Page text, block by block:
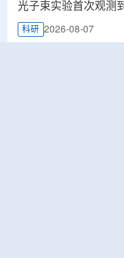
光子束实验首次观测
科研 2026-08-07